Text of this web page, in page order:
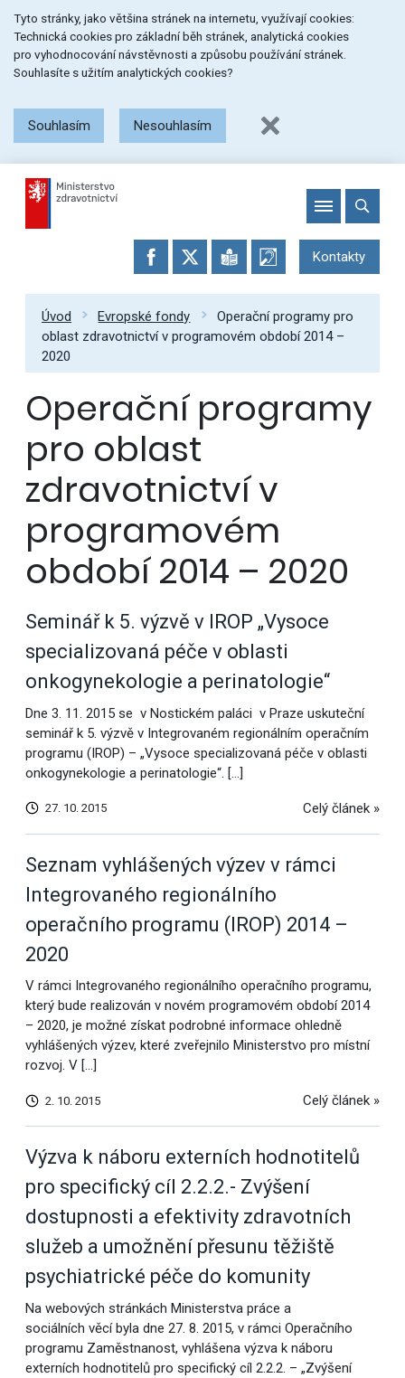
na
menu
na
obsah
na
patičku
stránky
Tyto stránky, jako většina stránek na internetu, využívají cookies:
Technická cookies pro základní běh stránek, analytická cookies
pro vyhodnocování návstěvnosti a způsobu používání stránek.
Souhlasíte s užitím analytických cookies?
Souhlasím Nesouhlasím
Kontakty
Úvod Evropské fondy
Operační programy pro
oblast zdravotnictví v programovém období 2014 –
2020
Operační programy
pro oblast
zdravotnictví v
programovém
období 2014 – 2020
Seminář k 5. výzvě v IROP „Vysoce
specializovaná péče v oblasti
onkogynekologie a perinatologie“
Dne 3. 11. 2015 se v Nostickém paláci v Praze uskuteční
seminář k 5. výzvě v Integrovaném regionálním operačním
programu (IROP) – „Vysoce specializovaná péče v oblasti
onkogynekologie a perinatologie“. […]
27. 10. 2015 Celý článek »
Seznam vyhlášených výzev v rámci
Integrovaného regionálního
operačního programu (IROP) 2014 –
2020
V rámci Integrovaného regionálního operačního programu,
který bude realizován v novém programovém období 2014
– 2020, je možné získat podrobné informace ohledně
vyhlášených výzev, které zveřejnilo Ministerstvo pro místní
rozvoj. V […]
2. 10. 2015 Celý článek »
Výzva k náboru externích hodnotitelů
pro specifický cíl 2.2.2.- Zvýšení
dostupnosti a efektivity zdravotních
služeb a umožnění přesunu těžiště
psychiatrické péče do komunity
Na webových stránkách Ministerstva práce a
sociálních věcí byla dne 27. 8. 2015, v rámci Operačního
programu Zaměstnanost, vyhlášena výzva k náboru
externích hodnotitelů pro specifický cíl 2.2.2. – „Zvýšení